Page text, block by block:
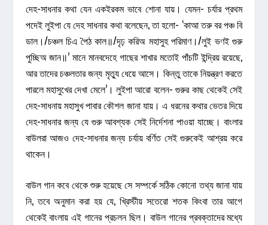
দেহ-সাধনার কথা যেন একইরকম ভাবে শোনা যায়। যেমন- চর্যার প্রথম
পদেই লুইপা যে দেহ সাধনার কথা বলেছেন, তা হলো- ‘কাআ তরু বর পঞ্চ বি
ডাল।/চঞ্চল চিএ পৈঠ কাল॥/দৃঢ় করিঅ মহাসুহ পরিমাণ।/লুই ভণই গুরু
পুচ্ছিঅ জান॥’ মানে মানবদেহে গাছের শাখার মতোই পাঁচটি ইন্দ্রিয় রয়েছে,
আর তাদের চঞ্চলতার জন্য মৃত্যু ধেয়ে আসে। কিন্তু তাকে নিয়ন্ত্রণ করতে
পারলে মহাসুখের দেখা মেলে’। লুইপা আরো বলেন- গুরুর কাছ থেকেই সেই
দেহ-সাধনায় মহাসুখ পাবার কৌশল জানা যায়। এ ধরনের কথার ভেতর দিয়ে
দেহ-সাধনার জন্য যে গুরু আবশ্যক সেই নির্দেশনা পাওয়া যাচ্ছে। বাংলার
বাউলরা আজও দেহ-সাধনার জন্য চর্যায় বর্ণিত সেই গুরুকেই আশ্রয় করে
থাকেন।
বাউল গান কবে থেকে শুরু হয়েছে সে সম্পর্কে সঠিক কোনো তথ্য জানা যায়
নি, তবে অনুমান করা হয় যে, খ্রিস্টীয় সতেরো শতক কিংবা তার আগে
থেকেই বাংলায় এই গানের প্রচলন ছিল। বাউল গানের প্রবক্তাদের মধ্যে